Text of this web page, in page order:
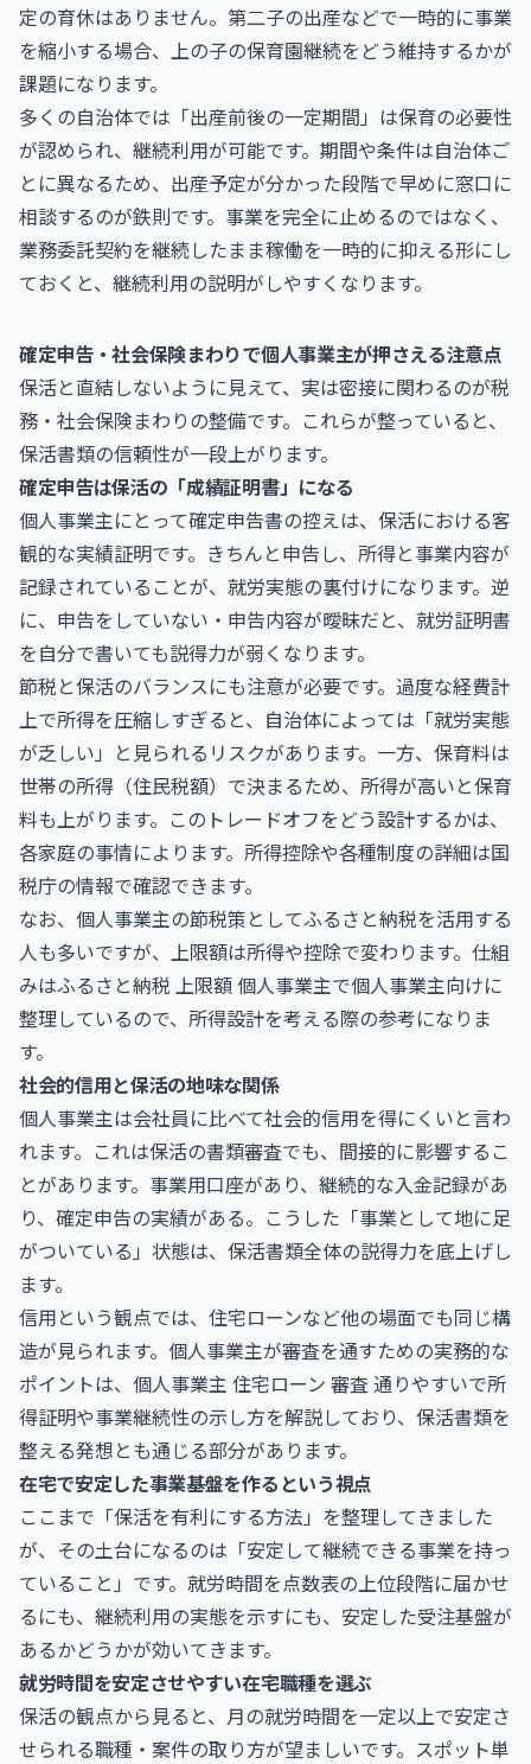
定の育休はありません。第二子の出産などで一時的に事業
を縮小する場合、上の子の保育園継続をどう維持するかが
課題になります。
多くの自治体では「出産前後の一定期間」は保育の必要性
が認められ、継続利用が可能です。期間や条件は自治体ご
とに異なるため、出産予定が分かった段階で早めに窓口に
相談するのが鉄則です。事業を完全に止めるのではなく、
業務委託契約を継続したまま稼働を一時的に抑える形にし
ておくと、継続利用の説明がしやすくなります。
確定申告・社会保険まわりで個人事業主が押さえる注意点
保活と直結しないように見えて、実は密接に関わるのが税
務・社会保険まわりの整備です。これらが整っていると、
保活書類の信頼性が一段上がります。
確定申告は保活の「成績証明書」になる
個人事業主にとって確定申告書の控えは、保活における客
観的な実績証明です。きちんと申告し、所得と事業内容が
記録されていることが、就労実態の裏付けになります。逆
に、申告をしていない・申告内容が曖昧だと、就労証明書
を自分で書いても説得力が弱くなります。
節税と保活のバランスにも注意が必要です。過度な経費計
上で所得を圧縮しすぎると、自治体によっては「就労実態
が乏しい」と見られるリスクがあります。一方、保育料は
世帯の所得（住民税額）で決まるため、所得が高いと保育
料も上がります。このトレードオフをどう設計するかは、
各家庭の事情によります。所得控除や各種制度の詳細は国
税庁の情報で確認できます。
なお、個人事業主の節税策としてふるさと納税を活用する
人も多いですが、上限額は所得や控除で変わります。仕組
みはふるさと納税 上限額 個人事業主で個人事業主向けに
整理しているので、所得設計を考える際の参考になりま
す。
社会的信用と保活の地味な関係
個人事業主は会社員に比べて社会的信用を得にくいと言わ
れます。これは保活の書類審査でも、間接的に影響するこ
とがあります。事業用口座があり、継続的な入金記録があ
り、確定申告の実績がある。こうした「事業として地に足
がついている」状態は、保活書類全体の説得力を底上げし
ます。
信用という観点では、住宅ローンなど他の場面でも同じ構
造が見られます。個人事業主が審査を通すための実務的な
ポイントは、 個人事業主 住宅ローン 審査 通りやすいで所
得証明や事業継続性の示し方を解説しており、保活書類を
整える発想とも通じる部分があります。
在宅で安定した事業基盤を作るという視点
ここまで「保活を有利にする方法」を整理してきました
が、その土台になるのは「安定して継続できる事業を持っ
ていること」です。就労時間を点数表の上位段階に届かせ
るにも、継続利用の実態を示すにも、安定した受注基盤が
あるかどうかが効いてきます。
就労時間を安定させやすい在宅職種を選ぶ
保活の観点から見ると、月の就労時間を一定以上で安定さ
せられる職種・案件の取り方が望ましいです。スポット単